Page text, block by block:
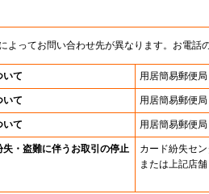
よってお問い合わせ先が異なります。お電話
いて 用居簡易郵便局
いて 用居簡易郵便局
いて 用居簡易郵便局
・盗難に伴うお取引の停止
カード紛失セ
または上記店舗